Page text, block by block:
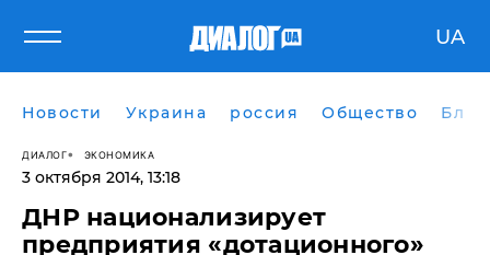
UA
Новости Украина россия Общество
ДИАЛОГ ЭКОНОМИКА
3 октября 2014, 13:18
​ДНР национализирует
предприятия «дотационного»